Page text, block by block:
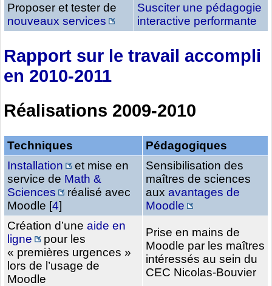
Proposer et tester de
nouveaux services
Susciter une pédagogie
interactive performante
Rapport sur le travail accompli
en 2010-2011
Réalisations 2009-2010
Techniques
Pédagogiques
Installation
et mise en
service de Math &
Sciences
réalisé avec
Moodle [4]
Sensibilisation des
maîtres de sciences
aux avantages de
Moodle
Création d’une aide en
ligne
pour les
« premières urgences »
lors de l’usage de
Moodle
Prise en mains de
Moodle par les maîtres
intéressés au sein du
CEC Nicolas-Bouvier